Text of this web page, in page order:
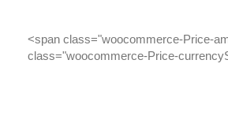
<span class="woocommerce-Price-
class="woocommerce-Price-